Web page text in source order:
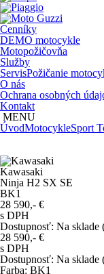
Cenníky
DEMO motocykle
Motopožičovňa
Služby
ServisPožičanie
O nás
Ochrana osobných
Kontakt
MENU
ÚvodMotocykleSport
Kawasaki
Ninja H2 SX SE
BK1
28 590,- €
s DPH
Dostupnosť: Na sklade
28 590,- €
s DPH
Dostupnosť: Na sklade
Farba: BK1